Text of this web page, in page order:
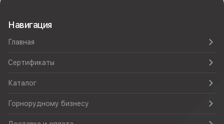
Навигация
Главная
Сертификаты
Каталог
Горнорудному бизнесу